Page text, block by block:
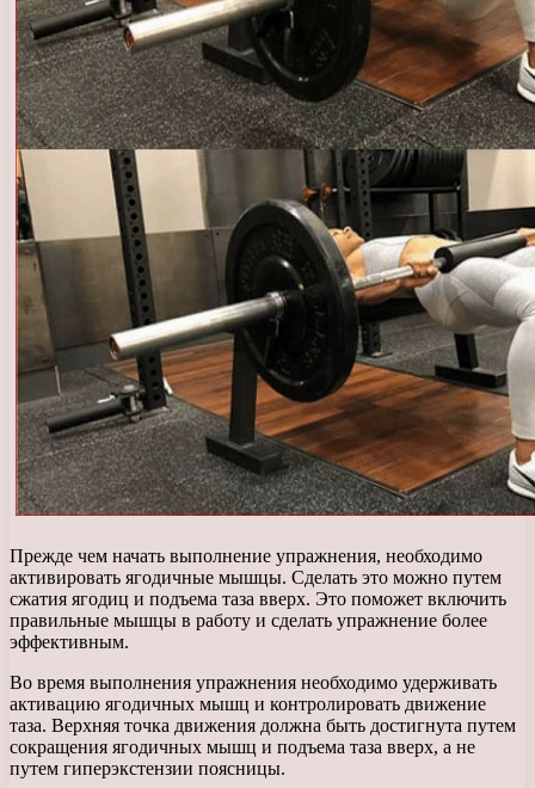
Прежде чем начать выполнение упражнения, необходимо
активировать ягодичные мышцы. Сделать это можно путем
сжатия ягодиц и подъема таза вверх. Это поможет включить
правильные мышцы в работу и сделать упражнение более
эффективным.
Во время выполнения упражнения необходимо удерживать
активацию ягодичных мышц и контролировать движение
таза. Верхняя точка движения должна быть достигнута путем
сокращения ягодичных мышц и подъема таза вверх, а не
путем гиперэкстензии поясницы.